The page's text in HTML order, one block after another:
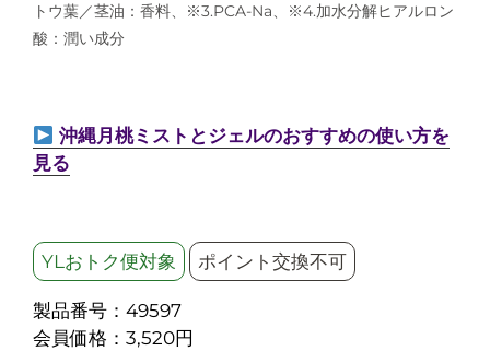
トウ葉／茎油：香料、※3.PCA-Na、※4.加水分解ヒアルロン
酸：潤い成分
沖縄月桃ミストとジェルのおすすめの使い方を
見る
YLおトク便対象 ポイント交換不可
製品番号：49597
会員価格：3,520円